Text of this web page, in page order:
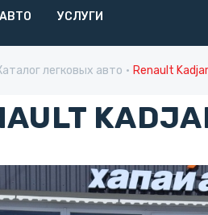
УСЛУГИ
легковых авто Renault